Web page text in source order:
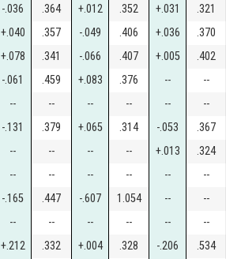
-.036 .364 +.012 .352 +.031 .321
+.040 .357 -.049 .406 +.036 .370
+.078 .341 -.066 .407 +.005 .402
-.061 .459 +.083 .376 -- --
-- -- -- -- -- --
-.131 .379 +.065 .314 -.053 .367
-- -- -- -- +.013 .324
-- -- -- -- -- --
-.165 .447 -.607 1.054 -- --
-- -- -- -- -- --
+.212 .332 +.004 .328 -.206 .534